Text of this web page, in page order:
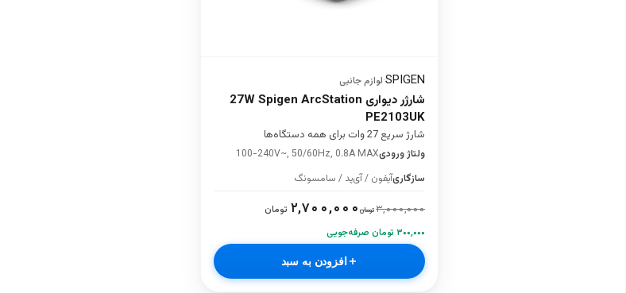
SPIGEN
·لوازم جانبی
شارژر دیواری 27W Spigen ArcStation
PE2103UK
شارژ سریع 27 وات برای همه دستگاه‌ها
ولتاژ ورودی100-240V~, 50/60Hz, 0.8A MAX
سازگاریآیفون / آی‌پد / سامسونگ
۳,۰۰۰,۰۰۰تومان۲,۷۰۰,۰۰۰ تومان
۳۰۰,۰۰۰ تومان صرفه‌جویی
افزودن به سبد